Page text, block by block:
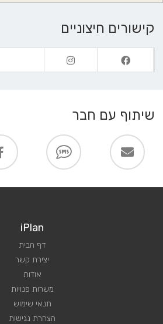
קישורים חיצוניים
שיתוף עם חבר
iPlan
דף הבית
יצירת קשר
אודות
משרות פנויות
תנאי שימוש
הצהרת נגישות